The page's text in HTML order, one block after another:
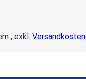
, exkl. Versandkosten